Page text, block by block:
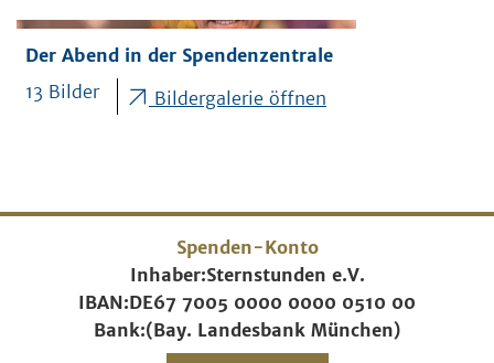
Der Abend in der Spendenzentrale
13 Bilder
Bildergalerie öffnen
Spenden-Konto
Inhaber:Sternstunden e.V.
IBAN:DE67 7005 0000 0000 0510 00
Bank:(Bay. Landesbank München)